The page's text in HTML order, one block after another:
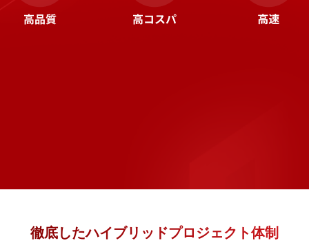
徹底したハイブリッドプロジェクト体制